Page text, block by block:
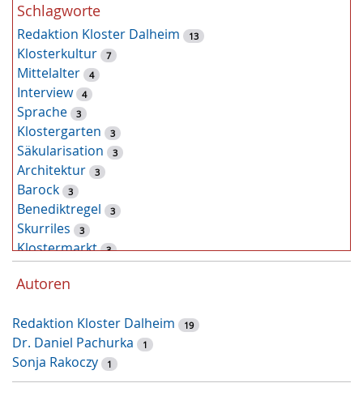
Schlagworte
Redaktion Kloster Dalheim 13
Klosterkultur 7
Mittelalter 4
Interview 4
Sprache 3
Klostergarten 3
Säkularisation 3
Architektur 3
Barock 3
Benediktregel 3
Skurriles 3
Klostermarkt 3
Kunst
Tiere 2
Latein 2
Zufallsfund 2
Restaurierung 1
Augustinus von Hippo 1
Autoren
Redaktion Kloster Dalheim 19
Dr. Daniel Pachurka 1
Sonja Rakoczy 1